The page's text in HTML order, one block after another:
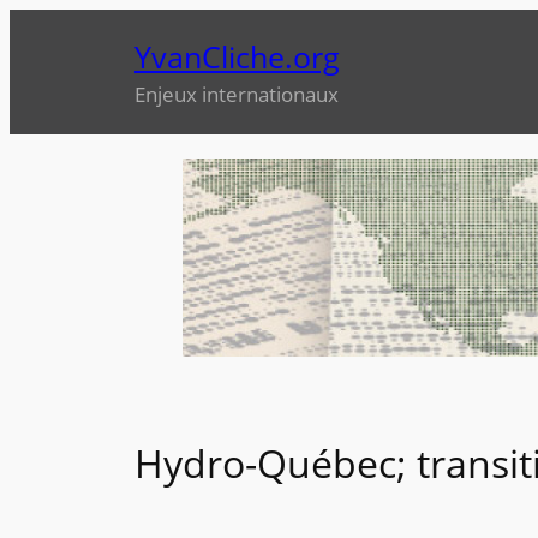
YvanCliche.org
Enjeux internationaux
Hydro-Québec;